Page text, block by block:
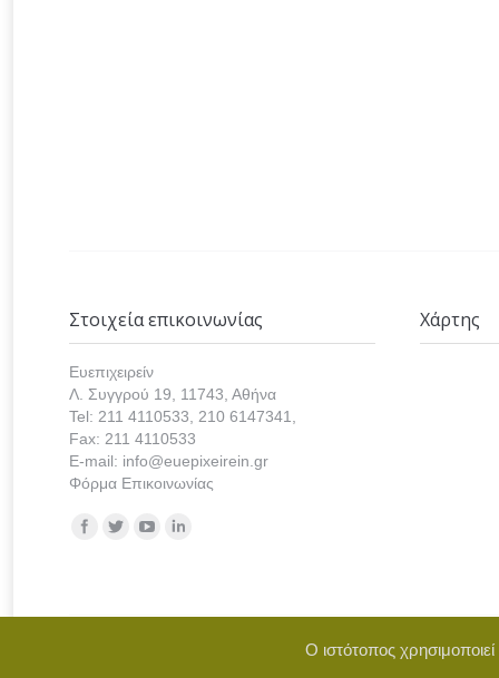
Στοιχεία επικοινωνίας
Ευεπιχειρείν
Λ. Συγγρού 19, 11743, Αθήνα
Tel: 211 4110533, 210 6147341,
Fax: 211 4110533
E-mail: info@euepixeirein.gr
Φόρμα Επικοινωνίας
Find us on:
Χάρτης
Copyright © 2021 euepixeirein.gr | Developed
Ο ιστότοπος